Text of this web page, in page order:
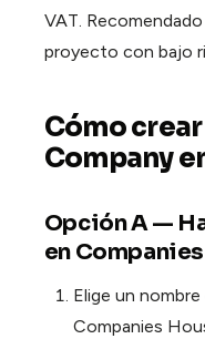
VAT.
proyecto con bajo
Cómo
Company
Opción A —
en
Elige un
Companies